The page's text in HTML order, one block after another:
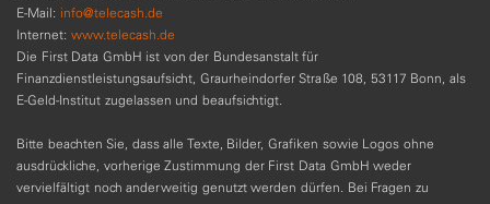
E-Mail: info@telecash.de
Internet: www.telecash.de
Die First Data GmbH ist von der Bundesanstalt für
Finanzdienstleistungsaufsicht, Graurheindorfer Straße 108, 53117 Bonn, als
E-Geld-Institut zugelassen und beaufsichtigt.
Bitte beachten Sie, dass alle Texte, Bilder, Grafiken sowie Logos ohne
ausdrückliche, vorherige Zustimmung der First Data GmbH weder
vervielfältigt noch anderweitig genutzt werden dürfen. Bei Fragen zu